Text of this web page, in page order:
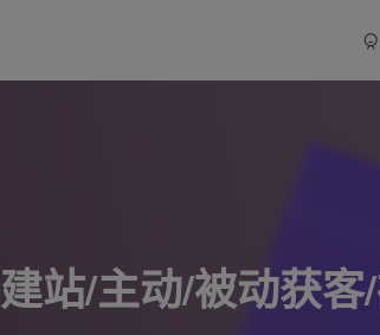
站/主动/被动获